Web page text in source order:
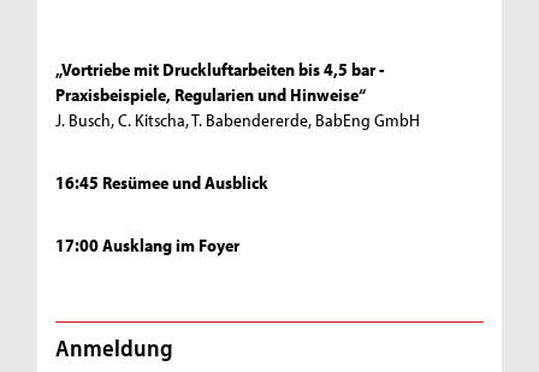
„Vortriebe mit Druckluftarbeiten bis 4,5 bar -
Praxisbeispiele, Regularien und Hinweise“
J. Busch, C. Kitscha, T. Babendererde, BabEng GmbH
16:45 Resümee und Ausblick
17:00 Ausklang im Foyer
Anmeldung